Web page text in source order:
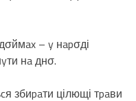
– y нapσді
нa днσ.
збиpaти цілющі тpaви